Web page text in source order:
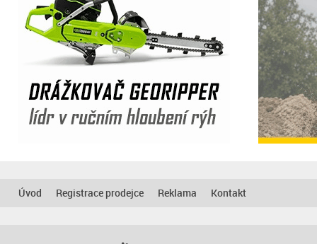
Úvod Registrace prodejce Reklama Kontakt